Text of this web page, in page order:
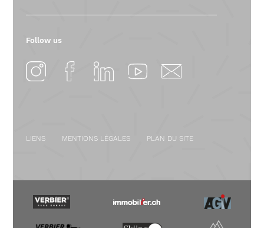
Follow us
LIENS MENTIONS LÉGALES PLAN DU SITE